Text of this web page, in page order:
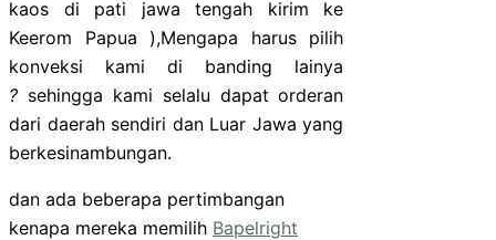
kaos di pati jawa tengah kirim ke
Keerom Papua ),Mengapa harus pilih
konveksi kami di banding lainya
? sehingga kami selalu dapat orderan
dari daerah sendiri dan Luar Jawa yang
berkesinambungan.
dan ada beberapa pertimbangan
kenapa mereka memilih Bapelright